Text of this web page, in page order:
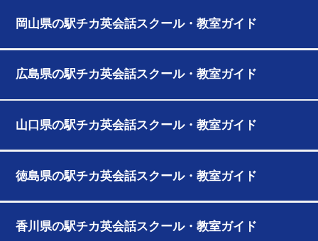
岡山県の駅チカ英会話スクール・教室ガイド
広島県の駅チカ英会話スクール・教室ガイド
山口県の駅チカ英会話スクール・教室ガイド
徳島県の駅チカ英会話スクール・教室ガイド
香川県の駅チカ英会話スクール・教室ガイド